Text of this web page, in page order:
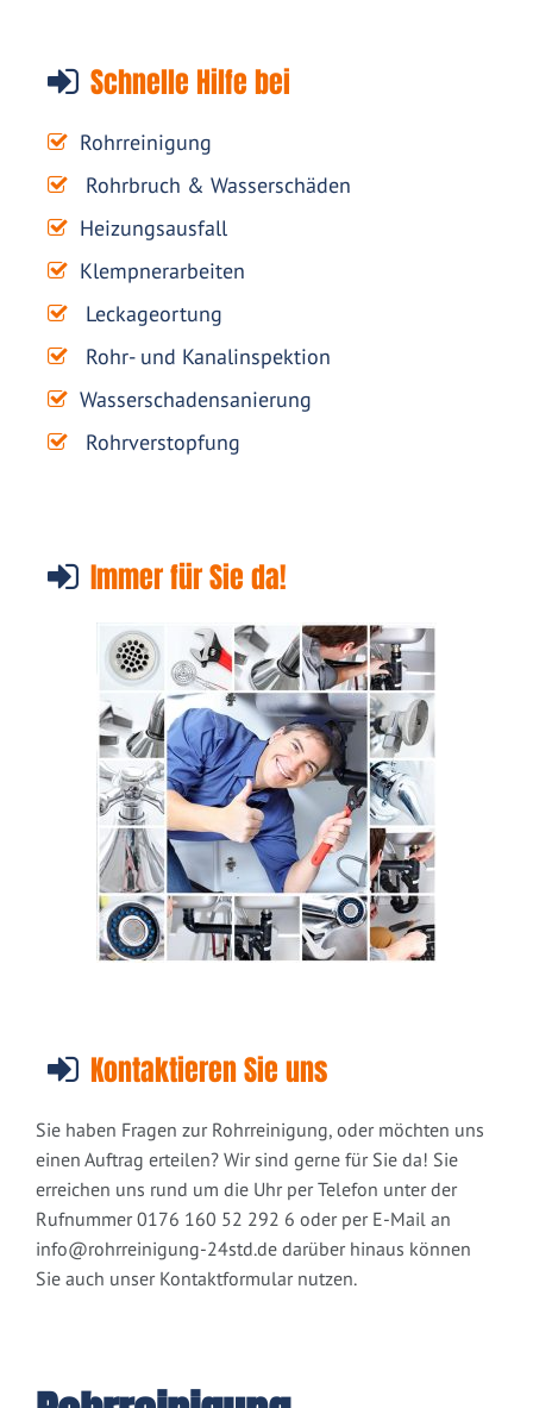
Schnelle Hilfe bei
Rohrreinigung
Rohrbruch & Wasserschäden
Heizungsausfall
Klempnerarbeiten
Leckageortung
Rohr- und Kanalinspektion
Wasserschadensanierung
Rohrverstopfung
Immer für Sie da!
Kontaktieren Sie uns
Sie haben Fragen zur Rohrreinigung, oder möchten uns
einen Auftrag erteilen? Wir sind gerne für Sie da! Sie
erreichen uns rund um die Uhr per Telefon unter der
Rufnummer 0176 160 52 292 6 oder per E-Mail an
info@rohrreinigung-24std.de darüber hinaus können
Sie auch unser Kontaktformular nutzen.